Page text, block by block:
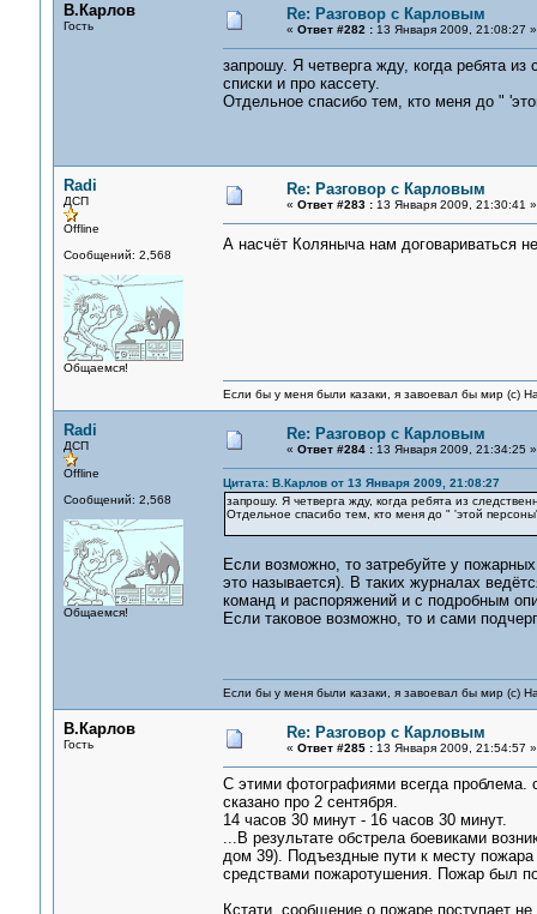
В.Карлов
Гость
Re: Разговор с Карловым
« Ответ #282 :13 Января 2009, 21:08:27 »
запрошу. Я четверга жду, когда ребята
списки и про кассету.
Отдельное спасибо тем, кто меня до "
Radi
ДСП
Offline
Сообщений: 2,568
Общаемся!
Re: Разговор с Карловым
« Ответ #283 :13 Января 2009, 21:30:41 »
А насчёт Коляныча нам договариваться
Если бы у меня были казаки, я завоевал бы мир (с)
Radi
ДСП
Offline
Сообщений: 2,568
Общаемся!
Re: Разговор с Карловым
« Ответ #284 :13 Января 2009, 21:34:25 »
Цитата: В.Карлов от 13 Января 2009, 21:08:27
запрошу. Я четверга жду, когда ребята из
Отдельное спасибо тем, кто меня до " 'этой
Если возможно, то затребуйте у
это называется). В таких журналах
команд и распоряжений и с подробным
Если таковое возможно, то и сами
Если бы у меня были казаки, я завоевал бы мир (с)
В.Карлов
Гость
Re: Разговор с Карловым
« Ответ #285 :13 Января 2009, 21:54:57 »
С этими фотографиями всегда проблема.
сказано про 2 сентября.
14 часов 30 минут - 16 часов 30 минут.
...В результате обстрела боевиками
дом 39). Подъездные пути к месту
средствами пожаротушения. Пожар был
Кстати, сообщение о пожаре поступает